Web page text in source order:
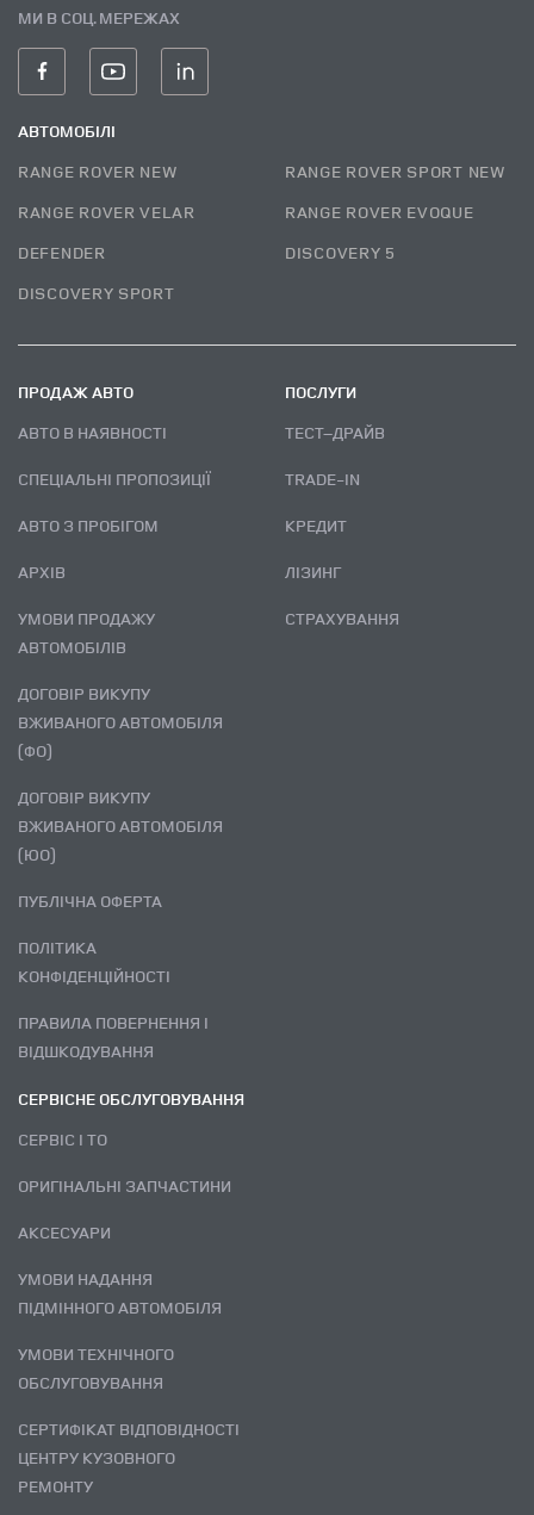
МИ В СОЦ. МЕРЕЖАХ
АВТОМОБІЛІ
RANGE ROVER NEW
RANGE ROVER SPORT NEW
RANGE ROVER VELAR
RANGE ROVER EVOQUE
DEFENDER
DISCOVERY 5
DISCOVERY SPORT
ПРОДАЖ АВТО
АВТО В НАЯВНОСТІ
СПЕЦІАЛЬНІ ПРОПОЗИЦІЇ
АВТО З ПРОБІГОМ
АРХІВ
УМОВИ ПРОДАЖУ
АВТОМОБІЛІВ
ДОГОВІР ВИКУПУ
ВЖИВАНОГО АВТОМОБІЛЯ
(ФО)
ДОГОВІР ВИКУПУ
ВЖИВАНОГО АВТОМОБІЛЯ
(ЮО)
ПУБЛІЧНА ОФЕРТА
ПОЛІТИКА
КОНФІДЕНЦІЙНОСТІ
ПРАВИЛА ПОВЕРНЕННЯ І
ВІДШКОДУВАННЯ
ПОСЛУГИ
ТЕСТ–ДРАЙВ
TRADE-IN
КРЕДИТ
ЛІЗИНГ
СТРАХУВАННЯ
СЕРВІСНЕ ОБСЛУГОВУВАННЯ
СЕРВІС І ТО
ОРИГІНАЛЬНІ ЗАПЧАСТИНИ
АКСЕСУАРИ
УМОВИ НАДАННЯ
ПІДМІННОГО АВТОМОБІЛЯ
УМОВИ ТЕХНІЧНОГО
ОБСЛУГОВУВАННЯ
СЕРТИФІКАТ ВІДПОВІДНОСТІ
ЦЕНТРУ КУЗОВНОГО
РЕМОНТУ